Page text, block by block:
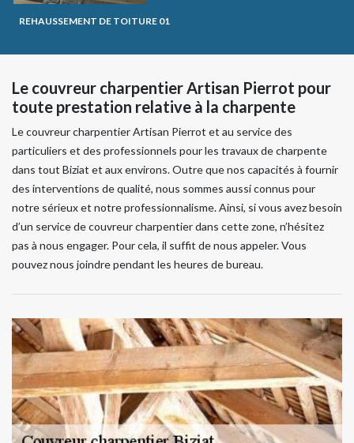
REHAUSSEMENT DE TOITURE 01
Le couvreur charpentier Artisan Pierrot pour
toute prestation relative à la charpente
Le couvreur charpentier Artisan Pierrot et au service des
particuliers et des professionnels pour les travaux de charpente
dans tout Biziat et aux environs. Outre que nos capacités à fournir
des interventions de qualité, nous sommes aussi connus pour
notre sérieux et notre professionnalisme. Ainsi, si vous avez besoin
d’un service de couvreur charpentier dans cette zone, n’hésitez
pas à nous engager. Pour cela, il suffit de nous appeler. Vous
pouvez nous joindre pendant les heures de bureau.